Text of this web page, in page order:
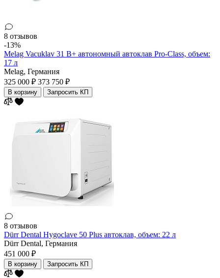
8 отзывов
-13%
Melag Vacuklav 31 B+ автономный автоклав Pro-Class, объем:
17 л
Melag, Германия
325 000 ₽ 373 750 ₽
В корзину Запросить КП
8 отзывов
Dürr Dental Hygoclave 50 Plus автоклав, объем: 22 л
Dürr Dental, Германия
451 000 ₽
В корзину Запросить КП